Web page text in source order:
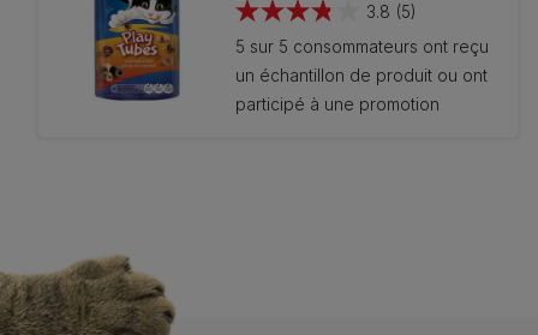
3.8 (5)
3.8
sur
5
étoiles.
5 sur 5 consommateurs ont reçu
un échantillon de produit ou ont
participé à une promotion